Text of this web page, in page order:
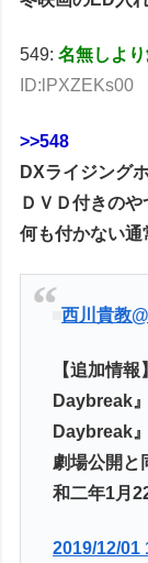
549:名無しよ
ID:lPXZEKs00
>>548
DXライジング
ＤＶＤ付きの
何も付かない通
西川貴教
【追加情
Daybreak
Daybreak
劇場公開と
和二年1月
2019/12/01